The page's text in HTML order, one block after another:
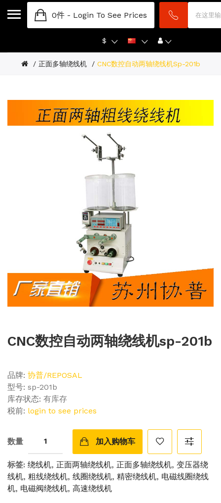
$
0件 - Login To See Prices
正面多轴绕线机 CNC数控自动两轴绕线机sp-201b
CNC数控自动两轴绕线机sp-201b
品牌: 协普/REPOSAL
型号: sp-201b
库存状态: 有库存
税前: login to see prices
数量 加入购物车
标签: 绕线机, 正面两轴绕线机, 正面多轴绕线机, 变压器绕
线机, 粗线绕线机, 线圈绕线机, 精密绕线机, 电磁线圈绕线
机, 电磁阀绕线机, 高速绕线机